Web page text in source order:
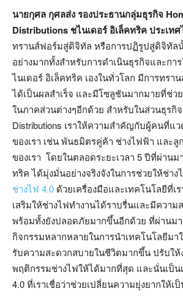
นายกุศล กุศลส่ง รองประธานกลุ่มธุรกิจ
Distributions ชไนเดอร์ อิเล็คทริค ประเท
ทรานส์ฟอร์มสู่ดิจิทัล หรือการปฏิรูปสู่ดิจิทัล
อย่างมากทั้งสำหรับการดำเนินธุรกิจและก
ไนเดอร์ อิเล็คทริค เองในทั่วโลก มีการทร
ได้เป็นผลสำเร็จ และมีโซลูชันมากมายที่ช่ว
ในภาคส่วนต่างๆอีกด้วย สำหรับในส่วนธุรกิจ
Distributions เราให้ความสำคัญกับผู้คนที่แ
ของเรา เช่น พันธมิตรคู่ค้า ช่างไฟฟ้า และ
ของเรา โดยในตลอดระยะเวลา 5 ปีที่ผ่านม
ทริค ได้มุ่งมั่นอย่างจริงจังในการช่วยให้ช่าง
ช่างไฟ 4.0 ด้วยเครื่องมือและเทคโนโลยีที่เ
เสริมให้ช่างไฟทำงานได้ราบรื่นและมีควา
พร้อมทั้งยังปลอดภัยมากขึ้นอีกด้วย ที่ผ่านมา
กิจกรรมหลากหลายในการนำเทคโนโลยีมา
รับความสะดวกสบายในชีวิตมากขึ้น ปรับให้
พฤติกรรมช่างไฟให้ได้มากที่สุด และนั่นเป็น
4.0 ที่เราเชื่อว่าช่วยเปลี่ยนความยุ่งยากให้เป็